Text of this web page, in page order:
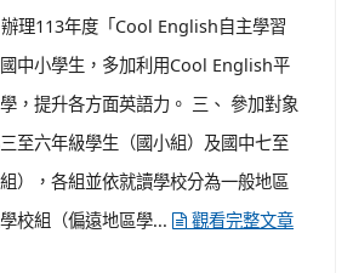
理113年度「Cool English自主學習
中小學生，多加利用Cool English平
，提升各方面英語力。 三、 參加對象
至六年級學生（國小組）及國中七至
），各組並依就讀學校分為一般地區
校組（偏遠地區學...
觀看完整文章